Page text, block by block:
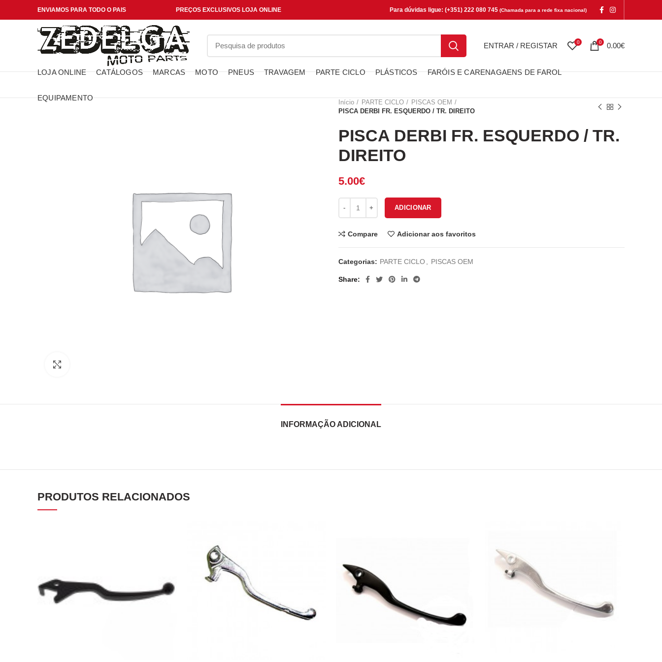
ENVIAMOS PARA TODO O PAIS PREÇOS EXCLUSIVOS LOJA ONLINE Para dúvidas ligue: (+351) 222 080 745 (Chamada para a rede fixa nacional)
ENTRAR / REGISTAR 0 0 0.00€
LOJA ONLINE CATÁLOGOS MARCAS MOTO PNEUS TRAVAGEM PARTE CICLO PLÁSTICOS FARÓIS E CARENAGAENS DE FAROL
EQUIPAMENTO
Início PARTE CICLO
PISCAS OEM
PISCA DERBI FR. ESQUERDO / TR. DIREITO
PISCA DERBI FR. ESQUERDO / TR.
DIREITO
5.00€
ADICIONAR
Compare Adicionar aos favoritos
Categorias: PARTE CICLO PISCAS OEM
Share
INFORMAÇÃO ADICIONAL
PRODUTOS RELACIONADOS